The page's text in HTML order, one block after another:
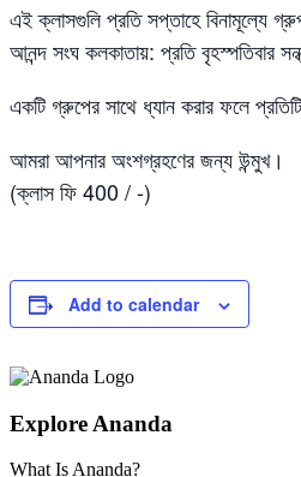
এই ক্লাসগুলি প্রতি সপ্তাহে বিনামূল্যে
আনন্দ সংঘ কলকাতায়: প্রতি বৃহস্পতিবার
একটি গ্রুপের সাথে ধ্যান করার ফলে
আমরা আপনার অংশগ্রহণের জন্য উন্মুখ।
(ক্লাস ফি 400 / -)
Add to calendar
Explore Ananda
What Is Ananda?